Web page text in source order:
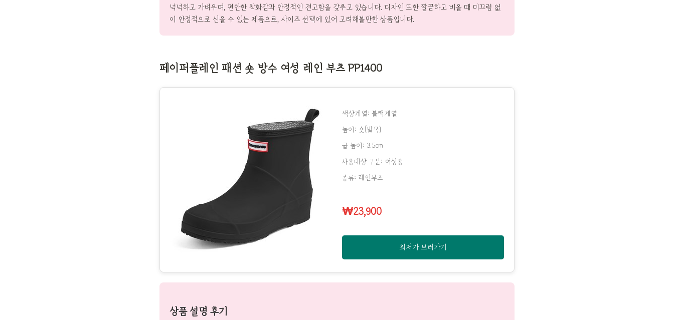
넉넉하고 가벼우며, 편안한 착화감과 안정적인 견고함을 갖추고 있습니다. 디자인 또한 깔끔하고 비올 때 미끄럼 없
이 안정적으로 신을 수 있는 제품으로, 사이즈 선택에 있어 고려해볼만한 상품입니다.
페이퍼플레인 패션 숏 방수 여성 레인 부츠 PP1400
색상계열: 블랙계열
높이: 숏(발목)
굽 높이: 3.5cm
사용대상 구분: 여성용
종류: 레인부츠
₩23,900
최저가 보러가기
상품 설명 후기